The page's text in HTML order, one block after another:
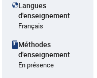
Langues
d'enseignement
Français
Méthodes
d'enseignement
En présence